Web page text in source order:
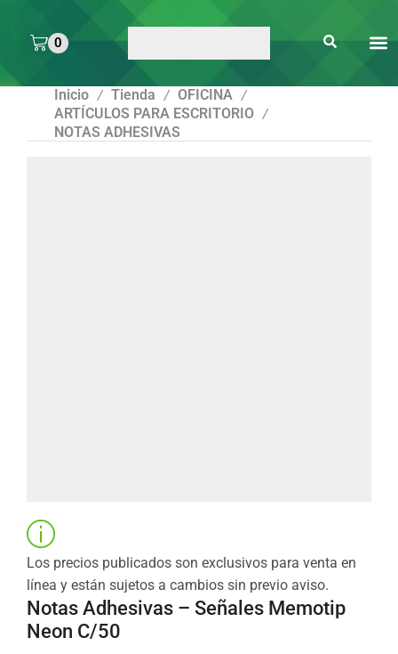
0
Inicio / Tienda / OFICINA /
ARTÍCULOS PARA ESCRITORIO /
NOTAS ADHESIVAS
Los precios publicados son exclusivos para venta en
línea y están sujetos a cambios sin previo aviso.
Notas Adhesivas – Señales Memotip
Neon C/50